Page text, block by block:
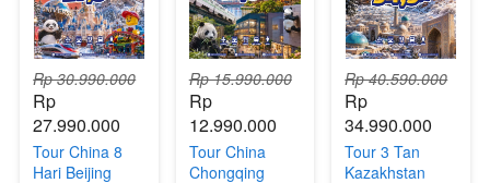
Rp 30.990.000
Rp
27.990.000
Tour China 8
Hari Beijing
Rp 15.990.000
Rp
12.990.000
Tour China
Chongqing
Rp 40.590.000
Rp
34.990.000
Tour 3 Tan
Kazakhstan